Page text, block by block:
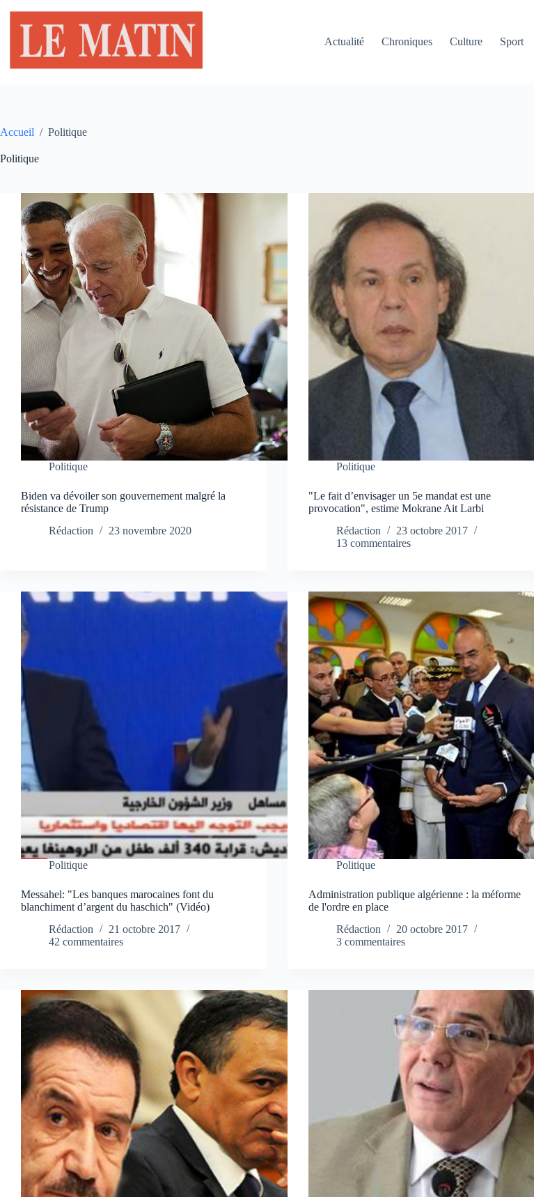
contenu
Actualité
Chroniques Culture Sport
Accueil / Politique
Politique
Politique
Biden va dévoiler son gouvernement malgré la
résistance de Trump
Rédaction
23 novembre 2020
Politique
"Le fait d’envisager un 5e mandat est une
provocation", estime Mokrane Ait Larbi
Rédaction
23 octobre 2017
13 commentaires
Politique
Messahel: "Les banques marocaines font du
blanchiment d’argent du haschich" (Vidéo)
Rédaction
21 octobre 2017
42 commentaires
Politique
Administration publique algérienne : la méforme
de l'ordre en place
Rédaction
20 octobre 2017
3 commentaires